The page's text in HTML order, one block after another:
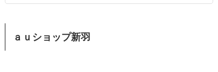
ａｕショップ新羽